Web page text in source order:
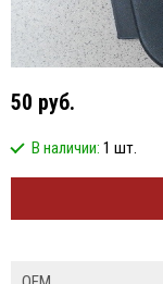
50 руб.
В наличии: 1 шт.